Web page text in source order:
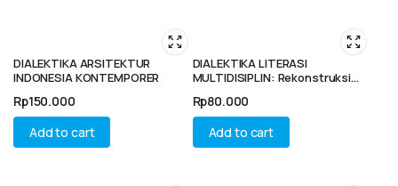
DIALEKTIKA ARSITEKTUR
INDONESIA KONTEMPORER
Rp150.000
Add to cart
DIALEKTIKA LITERASI
MULTIDISIPLIN: Rekonstruksi
Pembelajaran Masa Depan
Rp80.000
Add to cart